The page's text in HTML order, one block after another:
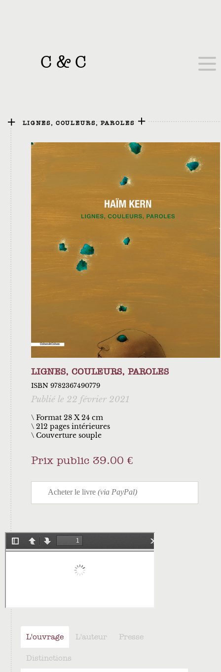
C &C
LIGNES, COULEURS, PAROLES
LIGNES, COULEURS, PAROLES
ISBN 9782367490779
Publié le 22 février 2021
\ Format 28 X 24 cm
212 pages intérieures
Couverture souple
Prix public 39.00 €
L'ouvrage L'auteur Presse
Distinctions